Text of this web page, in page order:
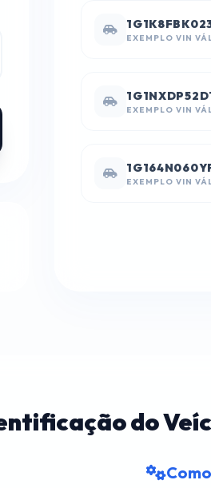
EXEMPLO VIN
EXEMPLO VIN
EXEMPLO VIN
do